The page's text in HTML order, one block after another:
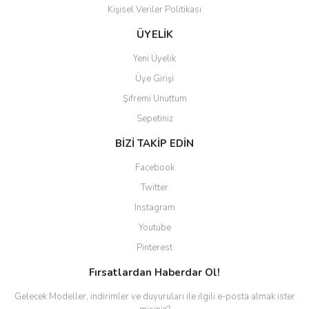
Gönder
Kişisel Veriler Politikası
ÜYELİK
Yeni Üyelik
Üye Girişi
Şifremi Unuttum
Sepetiniz
BİZİ TAKİP EDİN
Facebook
Twitter
Instagram
Youtube
Pinterest
Fırsatlardan Haberdar Ol!
Gelecek Modeller, indirimler ve duyuruları ile ilgili e-posta almak ister